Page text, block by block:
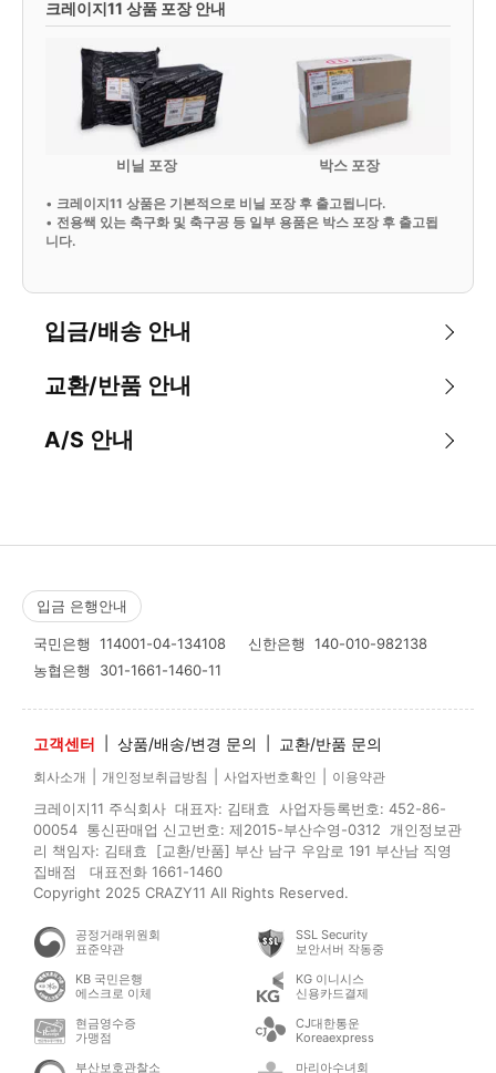
크레이지11 상품 포장 안내
비닐 포장 박스 포장
• 크레이지11 상품은 기본적으로 비닐 포장 후 출고됩니다.
• 전용쌕 있는 축구화 및 축구공 등 일부 용품은 박스 포장 후 출고됩
니다.
입금/배송 안내
교환/반품 안내
A/S 안내
입금 은행안내
국민은행 114001-04-134108 신한은행 140-010-982138
농협은행 301-1661-1460-11
고객센터 상품/배송/변경 문의 교환/반품 문의
회사소개 개인정보취급방침 사업자번호확인 이용약관
크레이지11 주식회사 대표자: 김태효 사업자등록번호: 452-86-
00054 통신판매업 신고번호: 제2015-부산수영-0312 개인정보관
리 책임자: 김태효 [교환/반품] 부산 남구 우암로 191 부산남 직영
집배점 대표전화 1661-1460
Copyright 2025 CRAZY11 All Rights Reserved.
공정거래위원회
표준약관
SSL Security
보안서버 작동중
KB 국민은행
에스크로 이체
KG 이니시스
신용카드결제
현금영수증
가맹점
CJ대한통운
Koreaexpress
부산보호관찰소
마리아수녀회